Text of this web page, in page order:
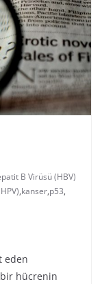
B Virüsü (HBV)
,kanser,p53,
eden
bir hücrenin